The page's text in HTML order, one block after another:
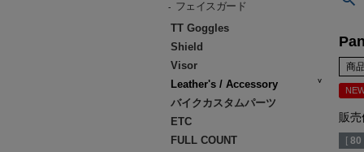
- フェイスガード
TT Goggles
Shield
Visor
Leather's / Accessory
バイクカスタムパーツ
ETC
FULL COUNT
商
販
[ 80